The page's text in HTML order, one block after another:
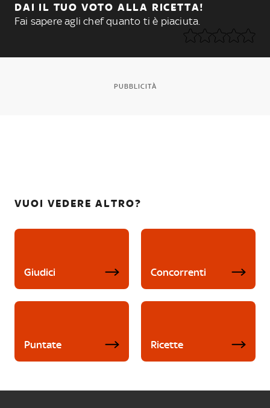
DAI IL TUO VOTO ALLA RICETTA!
Fai sapere agli chef quanto ti è piaciuta.
PUBBLICITÀ
VUOI VEDERE ALTRO?
Giudici Concorrenti
Puntate Ricette